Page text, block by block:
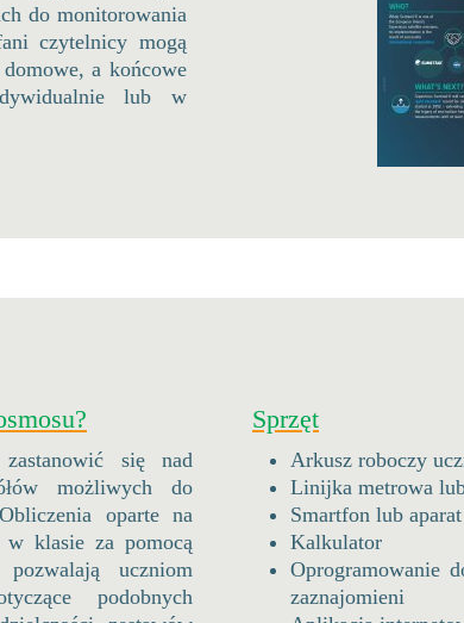
do monitorowania
czytelnicy mogą
a końcowe
lub w
się nad
możliwych do
oparte na
klasie za pomocą
pozwalają uczniom
podobnych
Sprzęt
Arkusz roboczy
Linijka metrowa
Smartfon lub
Kalkulator
Oprogramowanie
zaznajomieni